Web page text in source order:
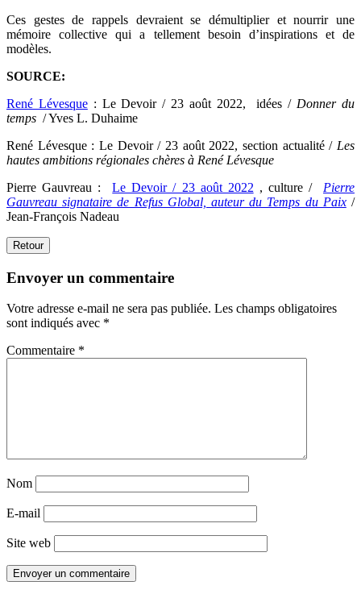
Ces gestes de rappels devraient se démultiplier et nourrir une
mémoire collective qui a tellement besoin d’inspirations et de
modèles.
SOURCE:
René Lévesque: Le Devoir / 23 août 2022, idées / Donner du
temps / Yves L. Duhaime
René Lévesque : Le Devoir / 23 août 2022, section actualité / Les
hautes ambitions régionales chères à René Lévesque
Pierre Gauvreau :Le Devoir / 23 août 2022 , culture / Pierre
Gauvreau signataire de Refus Global, auteur du Temps du Paix/
Jean-François Nadeau
Retour
Envoyer un commentaire
Votre adresse e-mail ne sera pas publiée. Les champs obligatoires
sont indiqués avec *
Commentaire *
Nom
E-mail
Site web